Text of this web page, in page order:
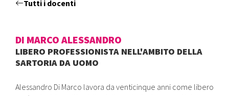
Tutti i docenti
DI MARCO ALESSANDRO
LIBERO PROFESSIONISTA NELL'AMBITO DELLA
SARTORIA DA UOMO
Alessandro Di Marco lavora da venticinque anni come libero